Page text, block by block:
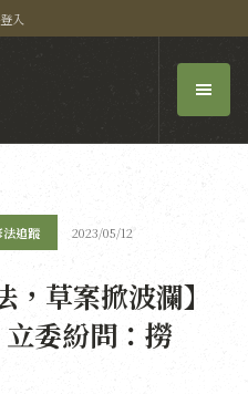
入
追蹤 2023/05/12
，草案掀波瀾】
委紛問：撈